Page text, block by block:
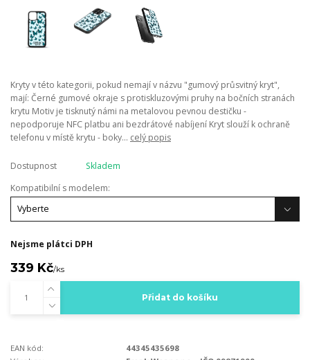
Kryty v této kategorii, pokud nemají v názvu "gumový průsvitný kryt",
mají: Černé gumové okraje s protiskluzovými pruhy na bočních stranách
krytu Motiv je tisknutý námi na metalovou pevnou destičku -
nepodporuje NFC platbu ani bezdrátové nabíjení Kryt slouží k ochraně
telefonu v místě krytu - boky... celý popis
Dostupnost
Skladem
Kompatibilní s modelem:
Nejsme plátci DPH
339 Kč/ks
Přidat do košíku
EAN kód:
44345435698